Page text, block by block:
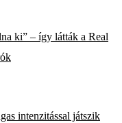
ki” – így látták a Real
intenzitással játszik